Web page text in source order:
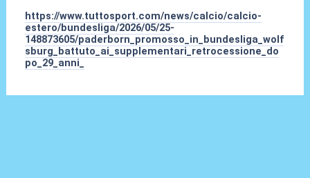
https://www.tuttosport.com/news/calcio/calcio-
estero/bundesliga/2026/05/25-
148873605/paderborn_promosso_in_bundesliga_wolf
sburg_battuto_ai_supplementari_retrocessione_do
po_29_anni_